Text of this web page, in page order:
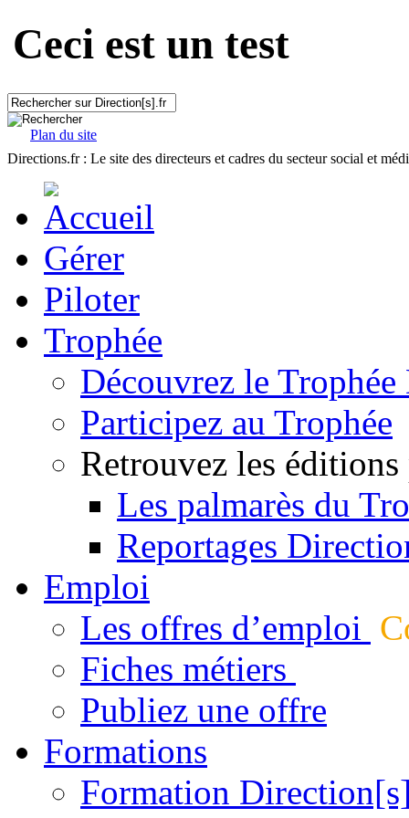
Ceci est un test
Plan du site
Directions.fr : Le site des directeurs et cadres du secteur social et
Gérer
Piloter
Trophée
Découvrez le
Participez au Trophée
Retrouvez les éditions
Les palmarès du
Reportages
Emploi
Les offres d’emploi
Fiches métiers
Publiez une offre
Formations
Formation